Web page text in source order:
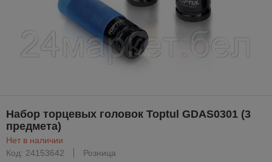
Набор торцевых головок Toptul GDAS0301 (3
предмета)
Нет в наличии
Код: 24153642
Розница